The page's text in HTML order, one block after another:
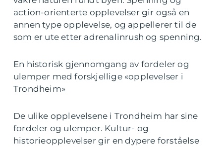
action-orienterte opplevelser gir også en
annen type opplevelse, og appellerer til de
som er ute etter adrenalinrush og spenning.
En historisk gjennomgang av fordeler og
ulemper med forskjellige «opplevelser i
Trondheim»
De ulike opplevelsene i Trondheim har sine
fordeler og ulemper. Kultur- og
historieopplevelser gir en dypere forståelse